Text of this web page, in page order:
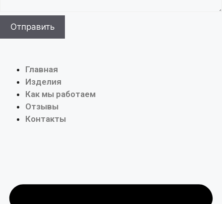
Главная
Изделия
Как мы работаем
Отзывы
Контакты